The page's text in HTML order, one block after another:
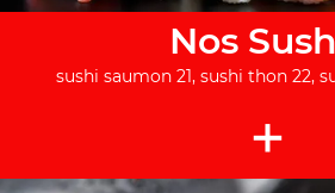
Nos
sushi saumon 21, sushi thon 22,
+